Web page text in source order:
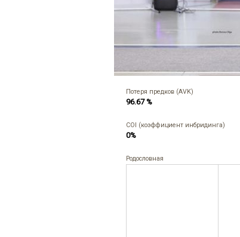
Потеря предков (AVK)
96.67 %
COI (коэффициент инбридинга)
0%
Родословная